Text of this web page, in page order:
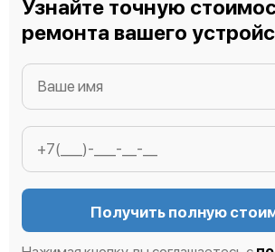
Узнайте точную
ремонта вашего
Получить полную